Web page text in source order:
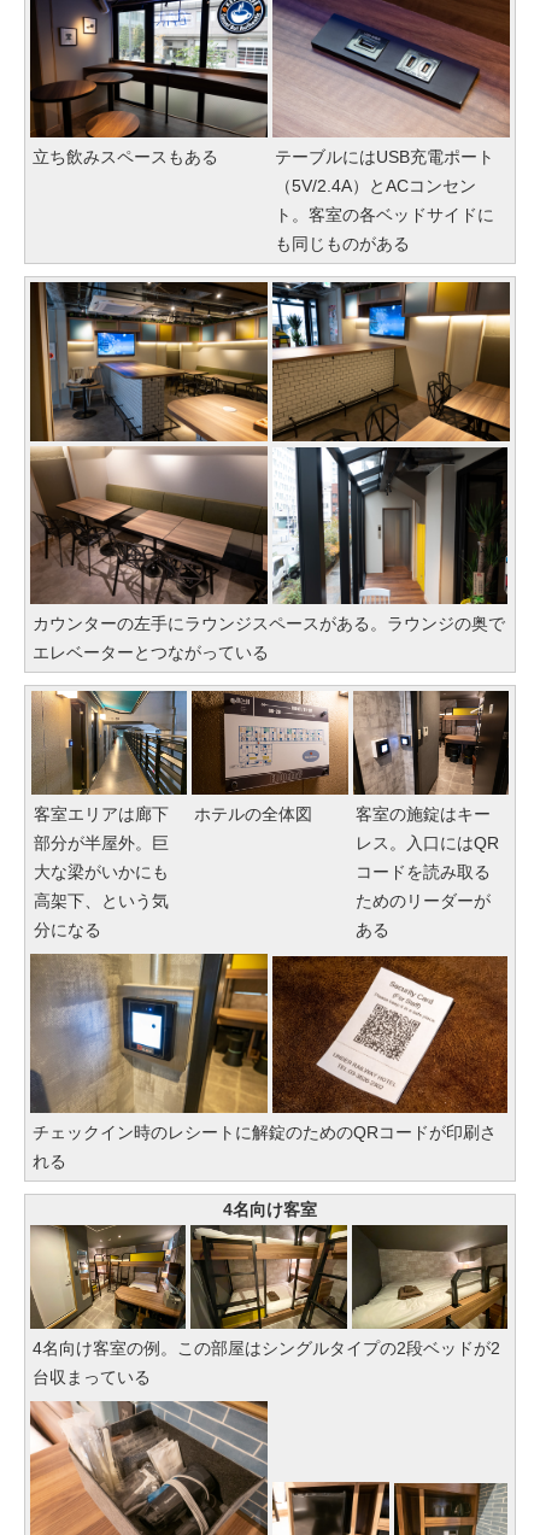
立ち飲みスペースもある
テーブルにはUSB充電ポート
（5V/2.4A）とACコンセン
ト。客室の各ベッドサイドに
も同じものがある
カウンターの左手にラウンジスペースがある。ラウンジの奥で
エレベーターとつながっている
客室エリアは廊下
部分が半屋外。巨
大な梁がいかにも
高架下、という気
分になる
ホテルの全体図
客室の施錠はキー
レス。入口にはQR
コードを読み取る
ためのリーダーが
ある
チェックイン時のレシートに解錠のためのQRコードが印刷さ
れる
4名向け客室
4名向け客室の例。この部屋はシングルタイプの2段ベッドが2
台収まっている